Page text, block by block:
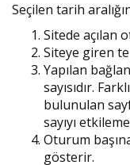
Seçilen tarih
Sitede açılan
Siteye giren
Yapılan
sayısıdır.
bulunulan
sayıyı
Oturum
gösterir.